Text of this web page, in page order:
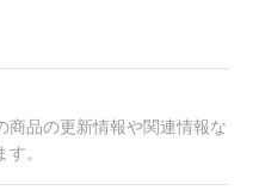
商品の更新情報や関連情報な
。